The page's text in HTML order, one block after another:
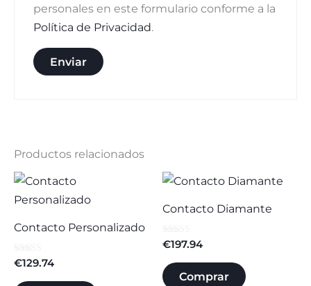
personales en este formulario conforme a la
Política de Privacidad.
Productos relacionados
Contacto Personalizado
Valorado
4.78
€129.74
Contacto Diamante
Valorado con
de 5
€197.94
Comprar